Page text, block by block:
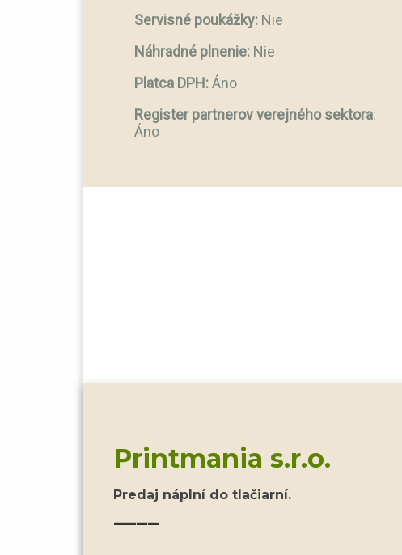
Servisné poukážky: Nie
Náhradné plnenie: Nie
Platca DPH:Áno
Register partnerov verejného sektora:
Áno
Printmania s.r.o.
Predaj náplní do tlačiarní.
____